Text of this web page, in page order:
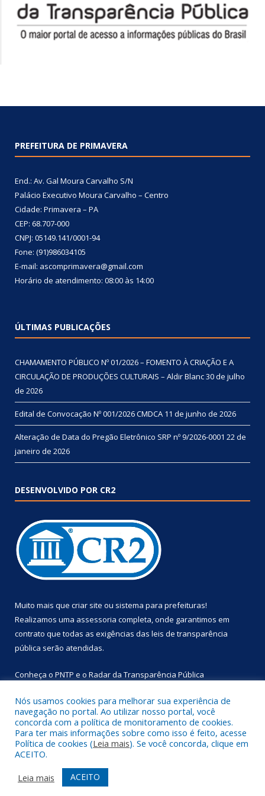
PREFEITURA DE PRIMAVERA
End.: Av. Gal Moura Carvalho S/N
Palácio Executivo Moura Carvalho – Centro
Cidade: Primavera – PA
CEP: 68.707-000
CNPJ: 05149.141/0001-94
Fone: (91)986034105
E-mail: ascomprimavera@gmail.com
Horário de atendimento: 08:00 às 14:00
ÚLTIMAS PUBLICAÇÕES
CHAMAMENTO PÚBLICO Nº 01/2026 – FOMENTO À CRIAÇÃO E A
CIRCULAÇÃO DE PRODUÇÕES CULTURAIS – Aldir Blanc30 de julho
de 2026
Edital de Convocação Nº 001/2026 CMDCA 11 de junho de 2026
Alteração de Data do Pregão Eletrônico SRP nº 9/2026-0001 22 de
janeiro de 2026
DESENVOLVIDO POR CR2
Muito mais que criar site ou sistema para prefeituras!
Realizamos uma assessoria completa, onde garantimos em
contrato que todas as exigências das leis de transparência
pública serão atendidas.
Conheça o PNTP e o Radar da Transparência Pública
Todos os direitos reservados a Prefeitura Municipal de
Primavera.
Mapa do Site
Acessar Área Administrativa
Acessar Webmail
Nós usamos cookies para melhorar sua experiência de
navegação no portal. Ao utilizar nosso portal, você
concorda com a política de monitoramento de cookies.
Para ter mais informações sobre como isso é feito, acesse
Política de cookies (Leia mais). Se você concorda, clique em
ACEITO.
Leia mais
ACEITO